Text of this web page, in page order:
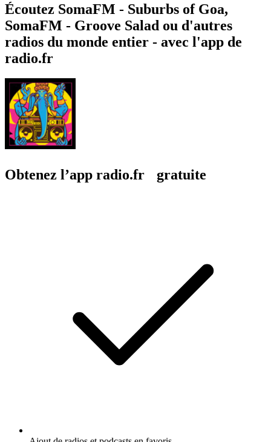
Écoutez SomaFM - Suburbs of Goa,
SomaFM - Groove Salad ou d'autres
radios du monde entier - avec l'app de
radio.fr
Obtenez l’app radio.fr gratuite